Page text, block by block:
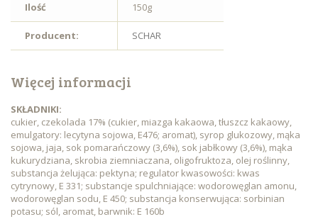
Ilość 150g
Producent: SCHAR
Więcej informacji
SKŁADNIKI:
cukier, czekolada 17% (cukier, miazga kakaowa, tłuszcz kakaowy,
emulgatory: lecytyna sojowa, E476; aromat), syrop glukozowy, mąka
sojowa, jaja, sok pomarańczowy (3,6%), sok jabłkowy (3,6%), mąka
kukurydziana, skrobia ziemniaczana, oligofruktoza, olej roślinny,
substancja żelująca: pektyna; regulator kwasowości: kwas
cytrynowy, E 331; substancje spulchniające: wodorowęglan amonu,
wodorowęglan sodu, E 450; substancja konserwująca: sorbinian
potasu; sól, aromat, barwnik: E 160b